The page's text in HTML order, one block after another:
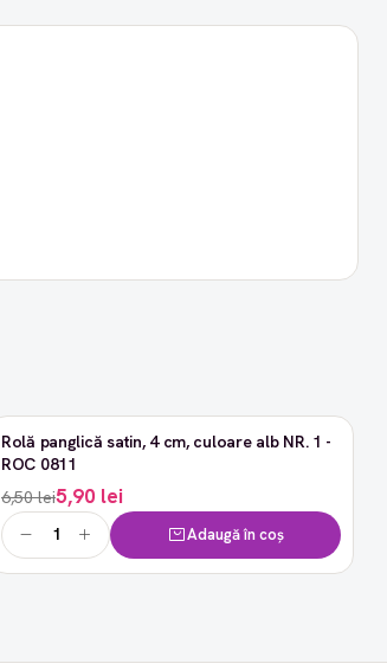
-9%
Rolă panglică satin, 4 cm, culoare alb NR. 1 -
ROC 0811
6,50 lei5,90 lei
Adaugă în coș